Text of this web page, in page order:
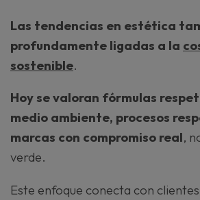
Las tendencias en estética
profundamente ligadas a la
sostenible.
Hoy se valoran fórmulas
medio ambiente, procesos
marcas con compromiso real,
verde.
Este enfoque conecta con